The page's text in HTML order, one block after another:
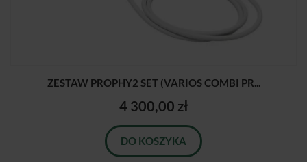
ZESTAW PROPHY2 SET (VARIOS COMBI PR...
4 300,00 zł
DO KOSZYKA